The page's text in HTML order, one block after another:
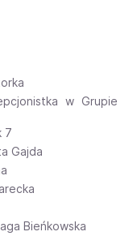
w Grupie
7
Gajda
Bieńkowska